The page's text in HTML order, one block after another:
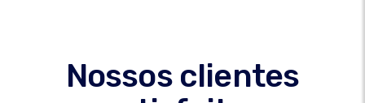
Nossos clientes